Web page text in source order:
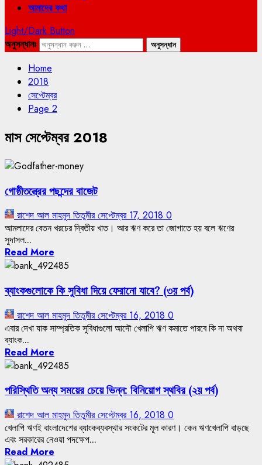
আমাদের কথা
Light/Dark Button
অনুসন্ধানঃ
Home
2018
সেপ্টেম্বর
Page 2
মাসসেপ্টেম্বর 2018
গোষ্ঠীতন্ত্রের পছন্দের বাজেট
রাশেদ আল মাহমুদ তিতুমীরসেপ্টেম্বর 17, 2018 0
আমলাদের বেতন খরচের দ্বিতীয় খাত। আর ঋণ করে তা জোগাতে হয় বলে ঋণের
সুদাসল...
Read More
ব্যাংকগুলোকে কি সুবিধা দিয়ে ফেরানো যাবে? (৩য় পর্ব)
রাশেদ আল মাহমুদ তিতুমীরসেপ্টেম্বর 16, 2018 0
এবার দেখা যাক সাম্প্রতিক সুবিধাগুলো আদৌ খেলাপি ঋণ কমাতে পারবে কি না অথবা
ব্যাংক...
Read More
পরিস্থিতি অন্য সময়ের চেয়ে ভিন্ন: বিনিয়োগ স্থবির (২য় পর্ব)
রাশেদ আল মাহমুদ তিতুমীরসেপ্টেম্বর 16, 2018 0
খেলাপি ঋণই বাংলাদেশের ব্যাংকব্যবস্থার সংকটের মূল কারণ। কেন ঋণখেলাপি বাড়ছে
এবং সরকারের নেওয়া পদক্ষেপ...
Read More